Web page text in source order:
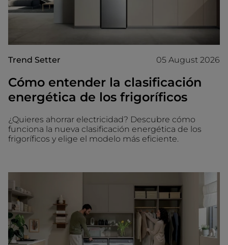
Trend Setter 05 August 2026
Cómo entender la clasificación
energética de los frigoríficos
¿Quieres ahorrar electricidad? Descubre cómo
funciona la nueva clasificación energética de los
frigoríficos y elige el modelo más eficiente.